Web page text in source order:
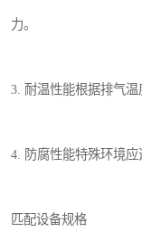
力。
3. 耐温性能根据排气温
4. 防腐性能特殊环境应
匹配设备规格